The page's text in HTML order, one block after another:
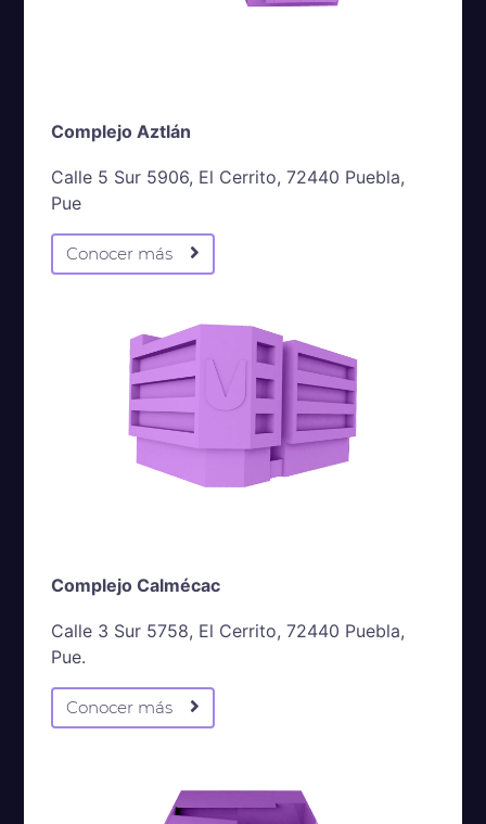
Complejo Aztlán
Calle 5 Sur 5906, El Cerrito, 72440 Puebla,
Pue
Conocer más
Complejo Calmécac
Calle 3 Sur 5758, El Cerrito, 72440 Puebla,
Pue.
Conocer más